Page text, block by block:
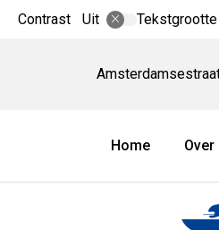
Contrast Uit Tekstgrootte
Hoofdmenu
Home
Over